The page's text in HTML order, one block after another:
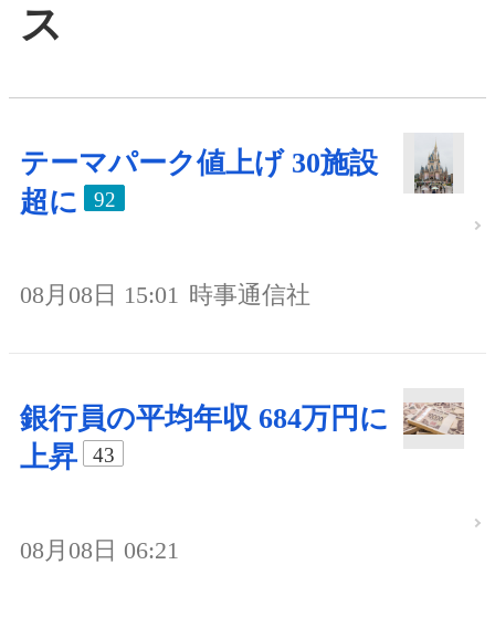
ス
テーマパーク値上げ 30施設
超に
92
08月08日 15:01 時事通信社
銀行員の平均年収 684万円に
上昇
43
08月08日 06:21